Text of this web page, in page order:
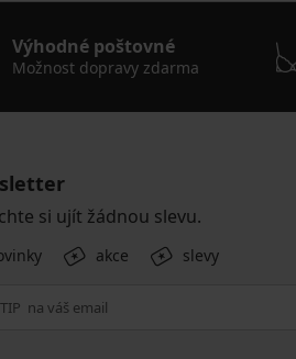
Výhodné poštovné
Možnost dopravy zdarma
si ujít žádnou slevu.
akce slevy